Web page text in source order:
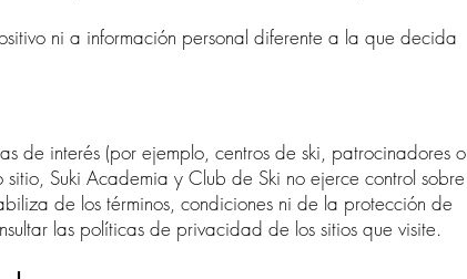
ni a información personal diferente a la que decida
de interés (por ejemplo, centros de ski, patrocinadores o
Suki Academia y Club de Ski no ejerce control sobre
de los términos, condiciones ni de la protección de
las políticas de privacidad de los sitios que visite.